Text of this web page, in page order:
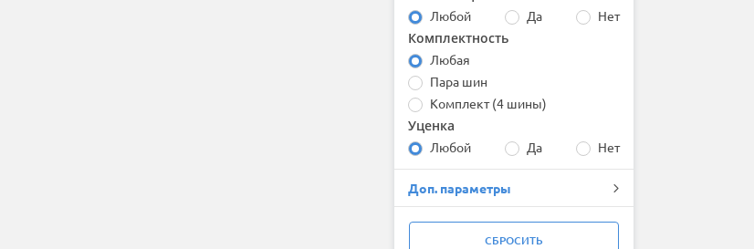
Centara
Comforser
Compasal
Continental
Contyre
Cordiant
Delinte
Double Coin
DoubleStar
Dunlop
Любой Да Нет
Комплектность
Любая
Пара шин
Комплект (4 шины)
Уценка
Любой Да Нет
Доп. параметры
СБРОСИТЬ